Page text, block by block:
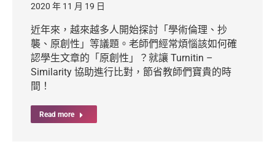
2020 年 11 月 19 日
近年來，越來越多人開始探討「學術倫理、抄
襲、原創性」等議題。老師們經常煩惱該如何確
認學生文章的「原創性」？就讓 Turnitin –
Similarity 協助進行比對，節省教師們寶貴的時
間！
Read more